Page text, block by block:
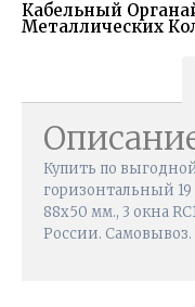
Кабельный
Металлических
Купить по
горизонтальный
88х50 мм., 3 окна
России. Самовывоз.